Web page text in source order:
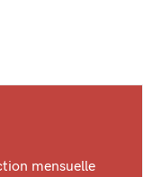
mensuelle